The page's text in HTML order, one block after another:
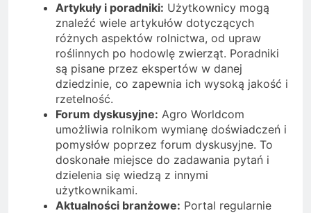
Artykuły i poradniki: Użytkownicy mogą
znaleźć wiele artykułów dotyczących
różnych aspektów rolnictwa, od upraw
roślinnych po hodowlę zwierząt. Poradniki
są pisane przez ekspertów w danej
dziedzinie, co zapewnia ich wysoką jakość i
rzetelność.
Forum dyskusyjne: Agro Worldcom
umożliwia rolnikom wymianę doświadczeń i
pomysłów poprzez forum dyskusyjne. To
doskonałe miejsce do zadawania pytań i
dzielenia się wiedzą z innymi
użytkownikami.
Aktualności branżowe: Portal regularnie